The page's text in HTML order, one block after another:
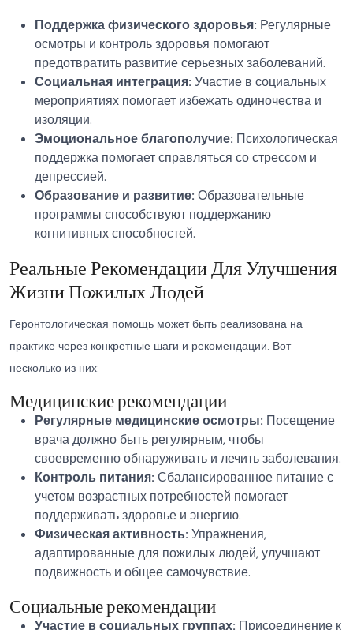
Поддержка физического здоровья: Регулярные
осмотры и контроль здоровья помогают
предотвратить развитие серьезных заболеваний.
Социальная интеграция: Участие в социальных
мероприятиях помогает избежать одиночества и
изоляции.
Эмоциональное благополучие: Психологическая
поддержка помогает справляться со стрессом и
депрессией.
Образование и развитие: Образовательные
программы способствуют поддержанию
когнитивных способностей.
Реальные Рекомендации Для Улучшения
Жизни Пожилых Людей
Геронтологическая помощь может быть реализована на
практике через конкретные шаги и рекомендации. Вот
несколько из них:
Медицинские рекомендации
Регулярные медицинские осмотры: Посещение
врача должно быть регулярным, чтобы
своевременно обнаруживать и лечить заболевания.
Контроль питания: Сбалансированное питание с
учетом возрастных потребностей помогает
поддерживать здоровье и энергию.
Физическая активность: Упражнения,
адаптированные для пожилых людей, улучшают
подвижность и общее самочувствие.
Социальные рекомендации
Участие в социальных группах: Присоединение к